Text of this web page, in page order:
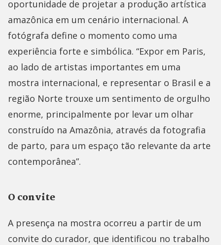
oportunidade de projetar a produção artística
amazônica em um cenário internacional. A
fotógrafa define o momento como uma
experiência forte e simbólica. “Expor em Paris,
ao lado de artistas importantes em uma
mostra internacional, e representar o Brasil e a
região Norte trouxe um sentimento de orgulho
enorme, principalmente por levar um olhar
construído na Amazônia, através da fotografia
de parto, para um espaço tão relevante da arte
contemporânea”.
O convite
A presença na mostra ocorreu a partir de um
convite do curador, que identificou no trabalho